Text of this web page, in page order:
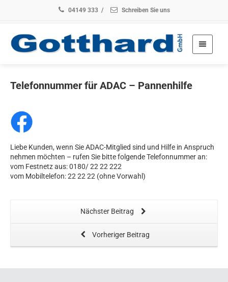
04149 333 / Schreiben Sie uns
Telefonnummer für ADAC – Pannenhilfe
Liebe Kunden, wenn Sie ADAC-Mitglied sind und Hilfe in Anspruch
nehmen möchten – rufen Sie bitte folgende Telefonnummer an:
vom Festnetz aus: 0180/ 22 22 222
vom Mobiltelefon: 22 22 22 (ohne Vorwahl)
Nächster Beitrag
Vorheriger Beitrag